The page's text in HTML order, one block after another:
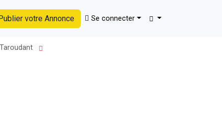
votre Annonce Se connecter
Trouver